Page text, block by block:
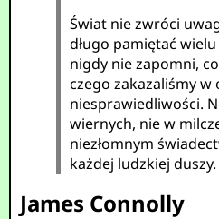
Świat nie zwróci
długo pamiętać wielu
nigdy nie zapomni,
czego zakazaliśmy
niesprawiedliwości.
wiernych, nie w
niezłomnym
każdej ludzkiej duszy.
James Connolly